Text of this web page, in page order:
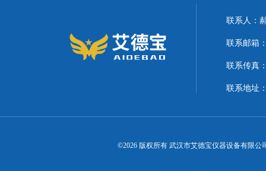
联系人：
联系邮箱
联系传真
联系地址
©2026 版权所有 武汉市艾德宝仪器设备有限公